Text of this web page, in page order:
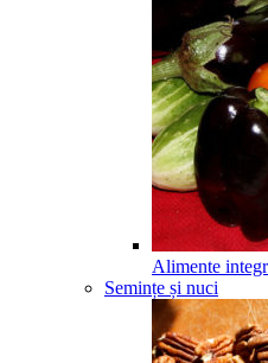
Alimente
Semințe și nuci